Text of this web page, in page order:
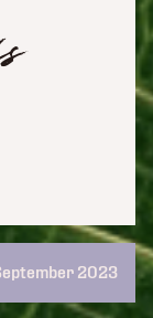
2023